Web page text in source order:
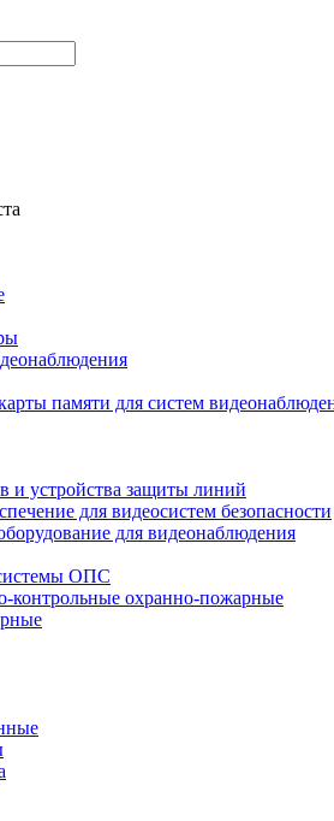
памяти для систем
и устройства защиты линий
для видеосистем безопасности
для видеонаблюдения
ОПС
контрольные охранно-пожарные